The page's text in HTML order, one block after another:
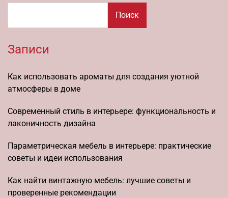
Поиск
Записи
Как использовать ароматы для создания уютной
атмосферы в доме
Современный стиль в интерьере: функциональность и
лаконичность дизайна
Параметрическая мебель в интерьере: практические
советы и идеи использования
Как найти винтажную мебель: лучшие советы и
проверенные рекомендации